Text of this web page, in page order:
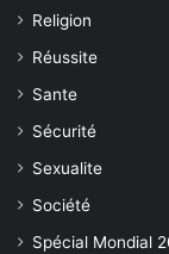
Religion
Réussite
Sante
Sécurité
Sexualite
Société
Spécial Mondial